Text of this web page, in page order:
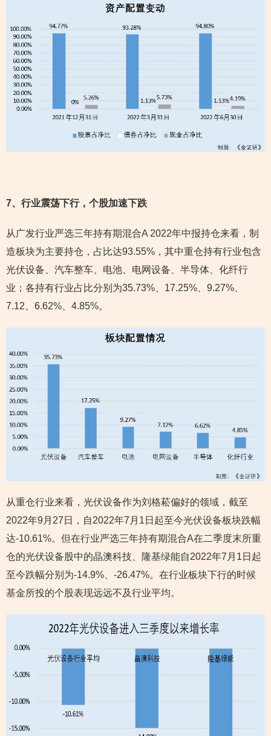
7、行业震荡下行，个股加速下跌
从广发行业严选三年持有期混合A 2022年中报持仓来看，制
造板块为主要持仓，占比达93.55%，其中重仓持有行业包含
光伏设备、汽车整车、电池、电网设备、半导体、化纤行
业；各持有行业占比分别为35.73%、17.25%、9.27%、
7.12、6.62%、4.85%。
从重仓行业来看，光伏设备作为刘格菘偏好的领域，截至
2022年9月27日，自2022年7月1日起至今光伏设备板块跌幅
达-10.61%。但在行业严选三年持有期混合A在二季度末所重
仓的光伏设备股中的晶澳科技、隆基绿能自2022年7月1日起
至今跌幅分别为-14.9%、-26.47%。在行业板块下行的时候
基金所投的个股表现远远不及行业平均。